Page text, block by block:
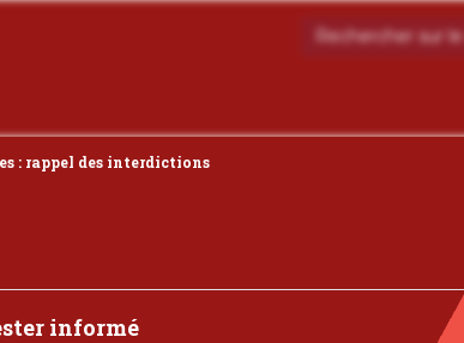
: rappel des interdictions
informé